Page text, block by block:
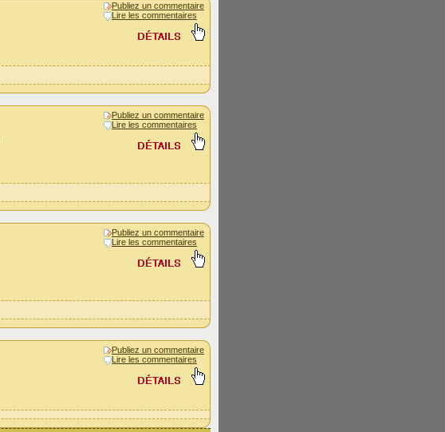
Publiez un commentaire
Lire les commentaires
Publiez un commentaire
Lire les commentaires
Publiez un commentaire
Lire les commentaires
Publiez un commentaire
Lire les commentaires